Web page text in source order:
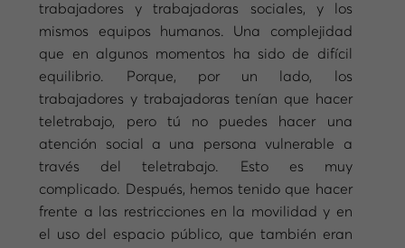
trabajadores y trabajadoras sociales, y los
mismos equipos humanos. Una complejidad
que en algunos momentos ha sido de difícil
equilibrio. Porque, por un lado, los
trabajadores y trabajadoras tenían que hacer
teletrabajo, pero tú no puedes hacer una
atención social a una persona vulnerable a
través del teletrabajo. Esto es muy
complicado. Después, hemos tenido que hacer
frente a las restricciones en la movilidad y en
el uso del espacio público, que también eran